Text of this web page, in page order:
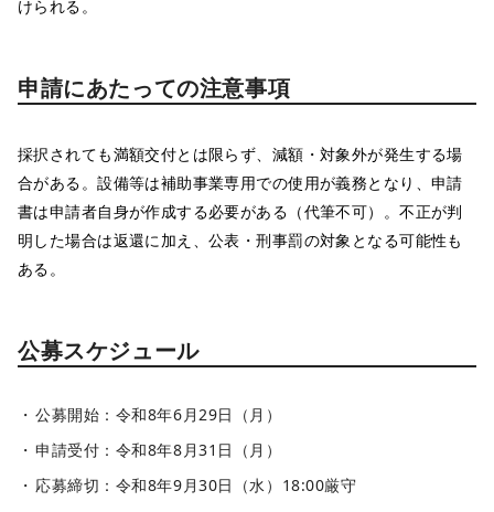
けられる。
申請にあたっての注意事項
採択されても満額交付とは限らず、減額・対象外が発生する場
合がある。設備等は補助事業専用での使用が義務となり、申請
書は申請者自身が作成する必要がある（代筆不可）。不正が判
明した場合は返還に加え、公表・刑事罰の対象となる可能性も
ある。
公募スケジュール
公募開始：令和8年6月29日（月）
申請受付：令和8年8月31日（月）
応募締切：令和8年9月30日（水）18:00厳守